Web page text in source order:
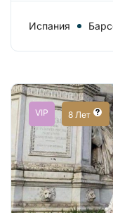
Испания
VIP 8 Лет